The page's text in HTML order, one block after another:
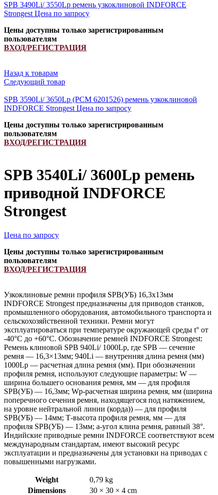
SPB 3490Li/ 3550Lp ремень узкоклиновой INDFORCE
Strongest Цена по запросу
Цены доступны только зарегистрированным
пользователям
ВХОД/РЕГИСТРАЦИЯ
Назад к товарам
Следующий товар
SPB 3590Li/ 3650Lp (PCM 6201526) ремень узкоклиновой
INDFORCE Strongest Цена по запросу
Цены доступны только зарегистрированным
пользователям
ВХОД/РЕГИСТРАЦИЯ
SPB 3540Li/ 3600Lp ремень
приводной INDFORCE
Strongest
Цена по запросу
Цены доступны только зарегистрированным
пользователям
ВХОД/РЕГИСТРАЦИЯ
Узкоклиновые ремни профиля SPB(УБ) 16,3х13мм
INDFORCE Strongest предназначены для приводов станков,
промышленного оборудования, автомобильного транспорта и
сельскохозяйственной техники. Ремни могут
эксплуатироваться при температуре окружающей среды t° от
-40°С до +60°С. Обозначение ремней INDFORCE Strongest:
Ремень клиновой SPB 940Li/ 1000Lp, где SPB — сечение
ремня — 16,3×13мм; 940Li — внутренняя длина ремня (мм)
1000Lp — расчетная длина ремня (мм). При обозначении
профиля ремня, используют следующие параметры: W —
ширина большего основания ремня, мм — для профиля
SPB(УБ) — 16,3мм; Wp-расчетная ширина ремня, мм (ширина
поперечного сечения ремня, находящегося под натяжением,
на уровне нейтральной линии (корда)) — для профиля
SPB(УБ) — 14мм; Т-высота профиля ремня, мм — для
профиля SPB(УБ) — 13мм; a-угол клина ремня, равный 38°.
Индийские приводные ремни INDFORCE соответствуют всем
международным стандартам, имеют высокий ресурс
эксплуатации и предназначены для установки на приводах с
повышенными нагрузками.
Weight
0,79 kg
Dimensions
30 × 30 × 4 cm